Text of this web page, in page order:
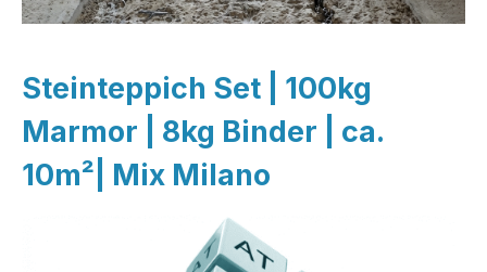
Steinteppich Set | 100kg
Marmor | 8kg Binder | ca.
10m²| Mix Milano